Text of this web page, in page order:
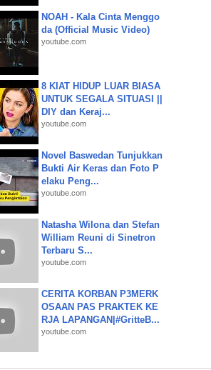
NOAH - Kala Cinta Menggo
da (Official Music Video)
youtube.com
8 KIAT HIDUP LUAR BIASA
UNTUK SEGALA SITUASI ||
DIY dan Keraj...
youtube.com
Novel Baswedan Tunjukkan
Bukti Air Keras dan Foto P
elaku Peng...
youtube.com
Natasha Wilona dan Stefan
William Reuni di Sinetron
Terbaru S...
youtube.com
CERITA KORBAN P3MERK
OSAAN PAS PRAKTEK KE
RJA LAPANGAN|#GritteB...
youtube.com